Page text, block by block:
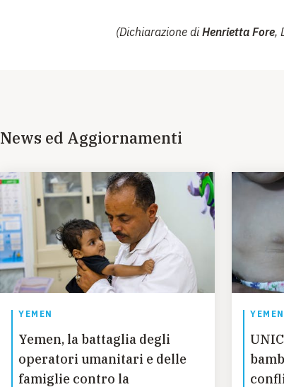
(Dichiarazione diHenrietta Fore,
News ed Aggiornamenti
YEMEN
Yemen, la battaglia degli
operatori umanitari e delle
famiglie contro la
YEMEN